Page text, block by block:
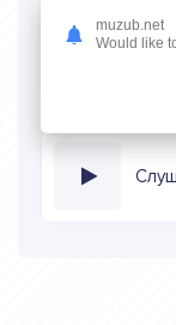
muzub.net
Would like